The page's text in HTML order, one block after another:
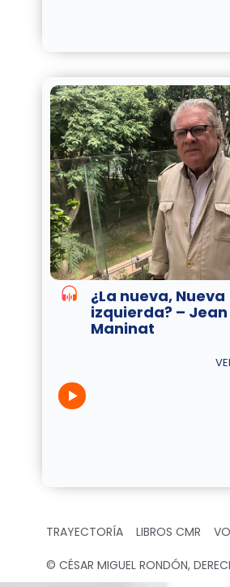
¿La nueva, Nueva
izquierda? – Jean
Maninat
TRAYECTORÍA LIBROS CMR
© CÉSAR MIGUEL RONDÓN,